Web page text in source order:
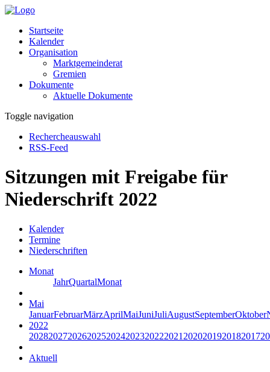
Startseite
Kalender
Organisation
Marktgemeinderat
Gremien
Dokumente
Aktuelle Dokumente
Toggle navigation
Rechercheauswahl
RSS-Feed
Sitzungen mit Freigabe für
Niederschrift 2022
Kalender
Termine
Niederschriften
Monat
JahrQuartalMonat
Mai
JanuarFebruarMärzAprilMaiJuniJuliAugustSeptemberOktober
2022
20282027202620252024202320222021 2020201920182017
Aktuell